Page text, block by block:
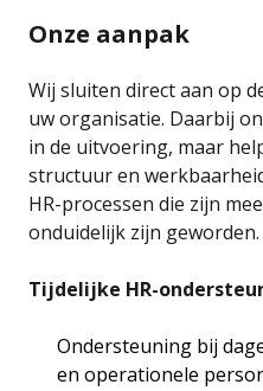
Onze aanpak
Wij sluiten direct aan op
uw organisatie. Daarbij
in de uitvoering, maar
structuur en
HR-processen die zijn
onduidelijk zijn geworden.
Tijdelijke HR-
Ondersteuning bij
en operationele